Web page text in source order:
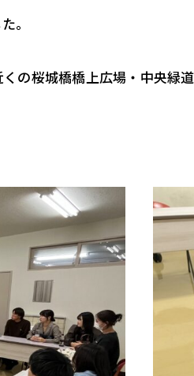
。
の桜城橋橋上広場・中央緑